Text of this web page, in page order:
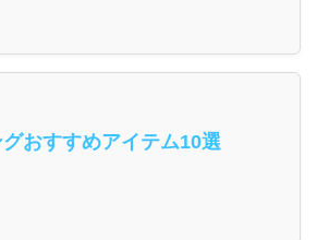
おすすめアイテム10選